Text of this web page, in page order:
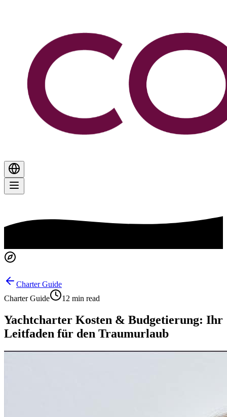
Charter Guide
Charter Guide
12 min read
Yachtcharter Kosten & Budgetierung: Ihr
Leitfaden für den Traumurlaub